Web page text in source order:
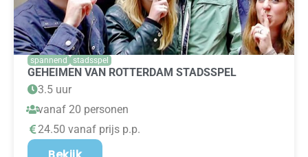
spannend stadsspel
GEHEIMEN VAN ROTTERDAM STADSSPEL
3.5 uur
vanaf 20 personen
24.50 vanaf prijs p.p.